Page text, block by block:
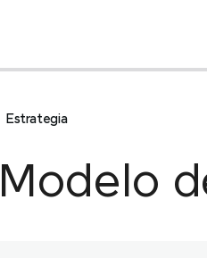
Estrategia
Modelo